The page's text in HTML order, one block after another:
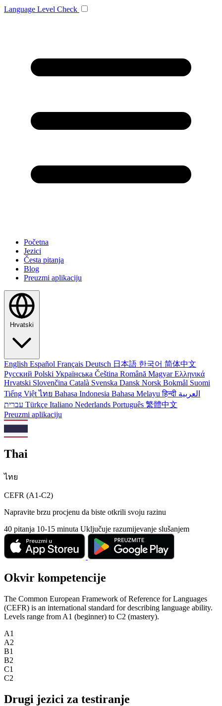
Language Level Check
Početna
Jezici
Česta pitanja
Blog
Preuzmi aplikaciju
Hrvatski
English Español Français Deutsch 日本語 한국어 简体中文
Русский Polski Українська Čeština Română MagyarΕλληνικά
Hrvatski Slovenčina Català Svenska Dansk Norsk Bokmål Suomi
Tiếng Việtไทย Bahasa Indonesia Bahasa Melayuहिन्दी العربية
Türkçe Italiano Nederlands Português 繁體中文
Preuzmi aplikaciju
Thai
ไทย
CEFR (A1-C2)
Napravite brzu procjenu da biste otkrili svoju razinu
40 pitanja 10-15 minuta Uključuje razumijevanje slušanjem
Okvir kompetencije
The Common European Framework of Reference for Languages
(CEFR) is an international standard for describing language ability.
Levels range from A1 (beginner) to C2 (mastery).
A1
A2
B1
B2
C1
C2
Drugi jezici za testiranje